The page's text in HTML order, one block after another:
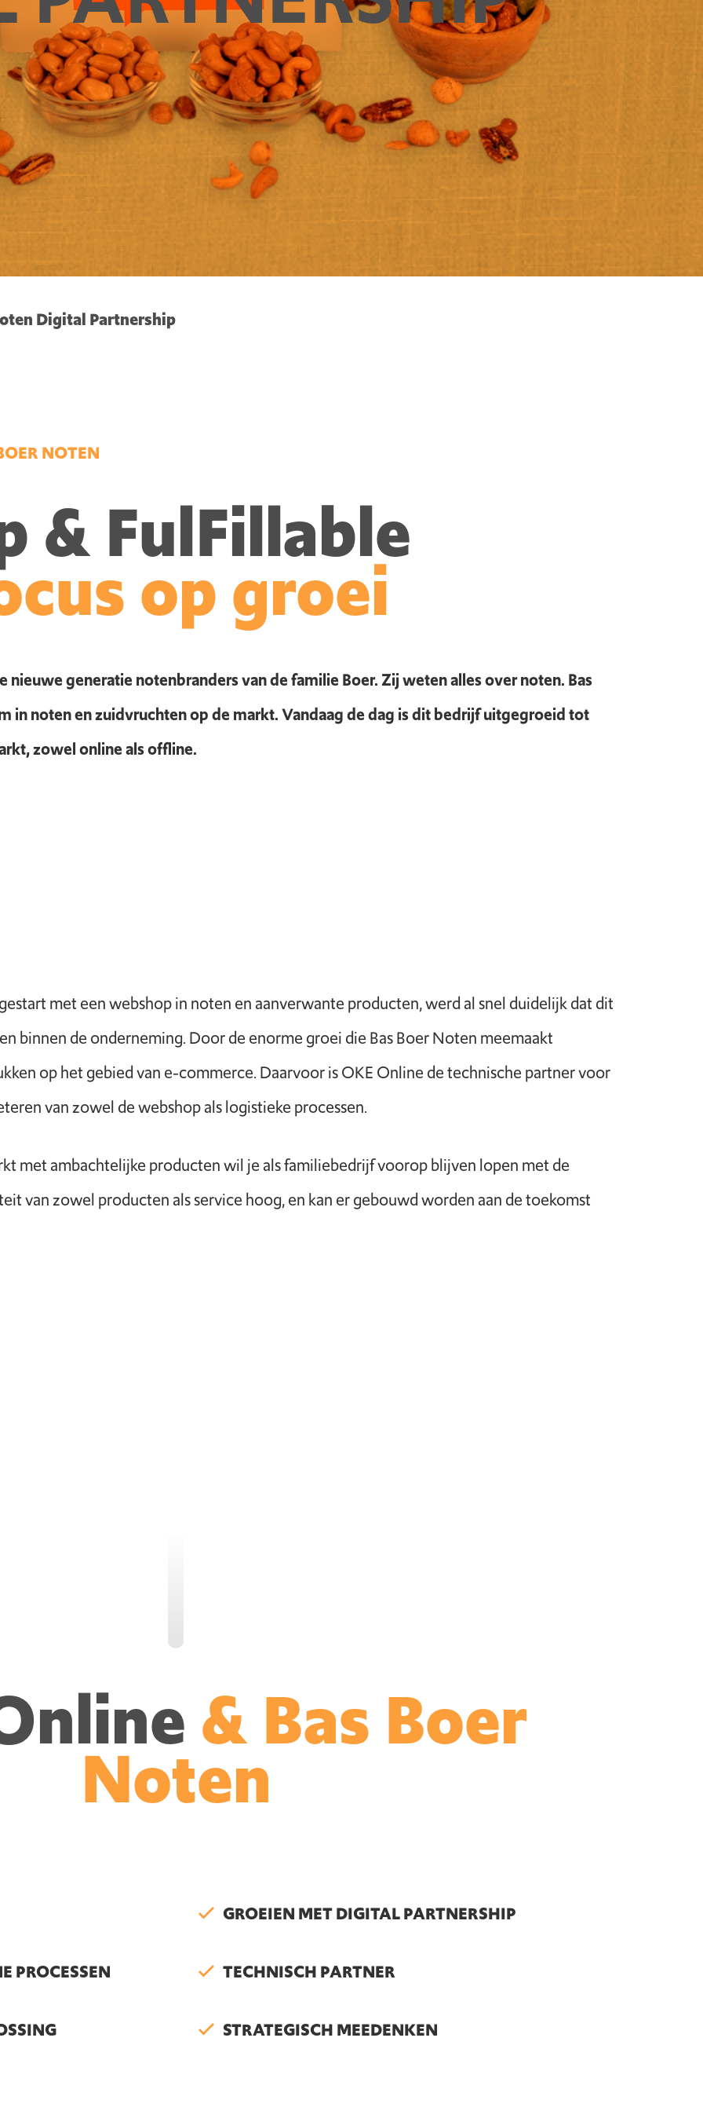
Digital Partnership
NOTEN
& FulFillable
op groei
nieuwe generatie notenbranders van de familie Boer. Zij weten alles over noten. Bas
in noten en zuidvruchten op de markt. Vandaag de dag is dit bedrijf uitgegroeid tot
zowel online als offline.
met een webshop in noten en aanverwante producten, werd al snel duidelijk dat dit
binnen de onderneming. Door de enorme groei die Bas Boer Noten meemaakt
op het gebied van e-commerce. Daarvoor is OKE Online de technische partner voor
van zowel de webshop als logistieke processen.
met ambachtelijke producten wil je als familiebedrijf voorop blijven lopen met de
van zowel producten als service hoog, en kan er gebouwd worden aan de toekomst
& Bas Boer
Noten
GROEIEN MET DIGITAL PARTNERSHIP
PROCESSEN TECHNISCH PARTNER
STRATEGISCH MEEDENKEN